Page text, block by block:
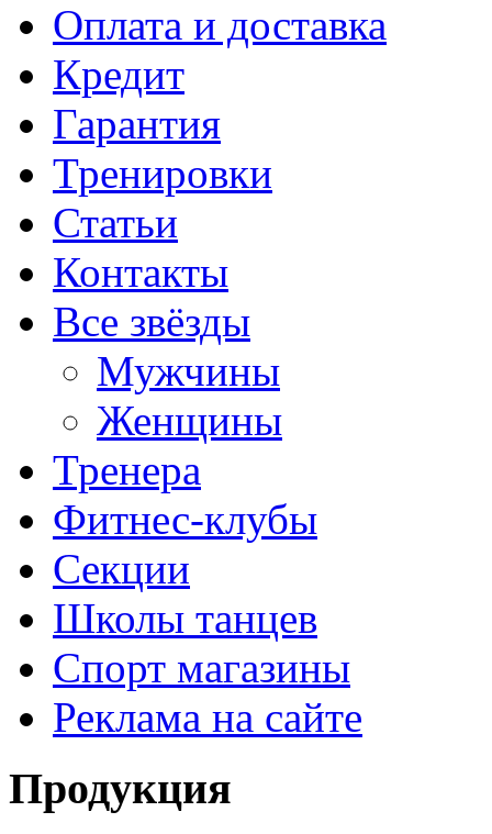
Оплата и доставка
Кредит
Гарантия
Тренировки
Статьи
Контакты
Все звёзды
Мужчины
Женщины
Тренера
Фитнес-клубы
Секции
Школы танцев
Спорт магазины
Реклама на сайте
Продукция